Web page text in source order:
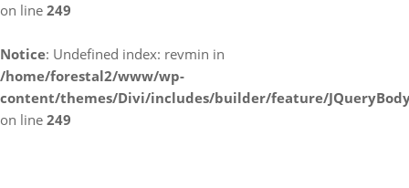
on line 249
Notice: Undefined index: revmin in
/home/forestal2/www/wp-
content/themes/Divi/includes/builder/feature/
on line 249